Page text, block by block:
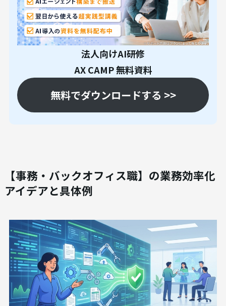
法人向けAI研修
AX CAMP 無料資料
無料でダウンロードする >>
【事務・バックオフィス職】の業務効率化
アイデアと具体例